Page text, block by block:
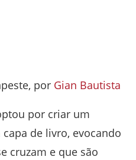
por Gian Bautista
por criar um
de livro, evocando
cruzam e que são